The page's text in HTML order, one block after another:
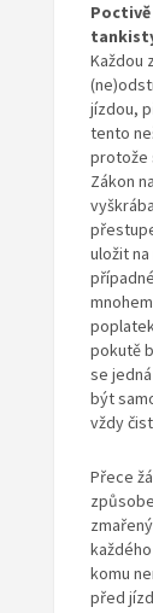
Každou
jízdou,
tento
protože
Zákon
uložit
pokutě
se
být
vždy
Přece
komu
před